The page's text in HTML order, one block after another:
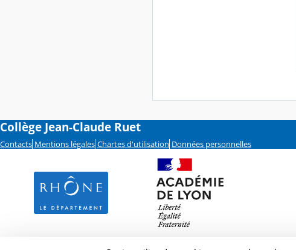
Collège Jean-Claude Ruet
Contacts Mentions légales Chartes d'utilisation Données personnelles